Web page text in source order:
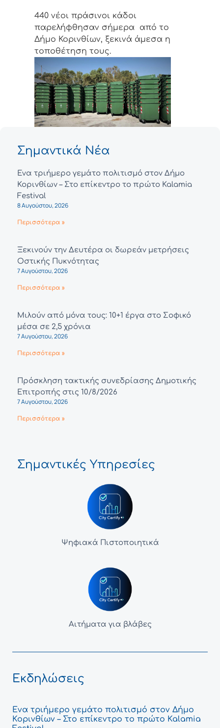
440 νέοι πράσινοι κάδοι
παρελήφθησαν σήμερα από το
Δήμο Κορινθίων, ξεκινά άμεσα η
τοποθέτηση τους.
Σημαντικά Νέα
Ένα τριήμερο γεμάτο πολιτισμό στον Δήμο
Κορινθίων – Στο επίκεντρο το πρώτο Kalamia
Festival
8 Αυγούστου, 2026
Περισσότερα »
Ξεκινούν την Δευτέρα οι δωρεάν μετρήσεις
Οστικής Πυκνότητας
7 Αυγούστου, 2026
Περισσότερα »
Μιλούν από μόνα τους: 10+1 έργα στο Σοφικό
μέσα σε 2,5 χρόνια
7 Αυγούστου, 2026
Περισσότερα »
Πρόσκληση τακτικής συνεδρίασης Δημοτικής
Επιτροπής στις 10/8/2026
7 Αυγούστου, 2026
Περισσότερα »
Σημαντικές Υπηρεσίες
Ψηφιακά Πιστοποιητικά
Αιτήματα για βλάβες
Εκδηλώσεις
Ένα τριήμερο γεμάτο πολιτισμό στον Δήμο
Κορινθίων – Στο επίκεντρο το πρώτο Kalamia